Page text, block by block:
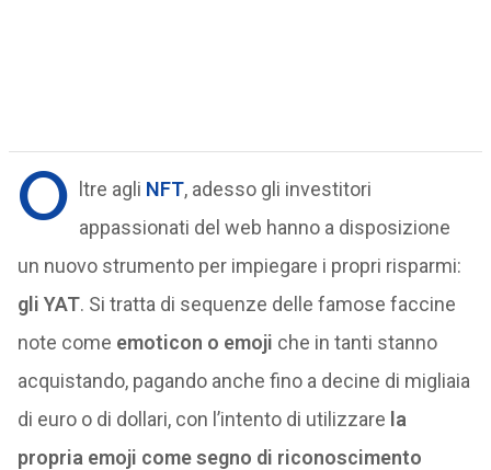
O ltre agli NFT, adesso gli investitori
appassionati del web hanno a disposizione
un nuovo strumento per impiegare i propri risparmi:
gli YAT. Si tratta di sequenze delle famose faccine
note come emoticon o emoji che in tanti stanno
acquistando, pagando anche fino a decine di migliaia
di euro o di dollari, con l’intento di utilizzare la
propria emoji come segno di riconoscimento